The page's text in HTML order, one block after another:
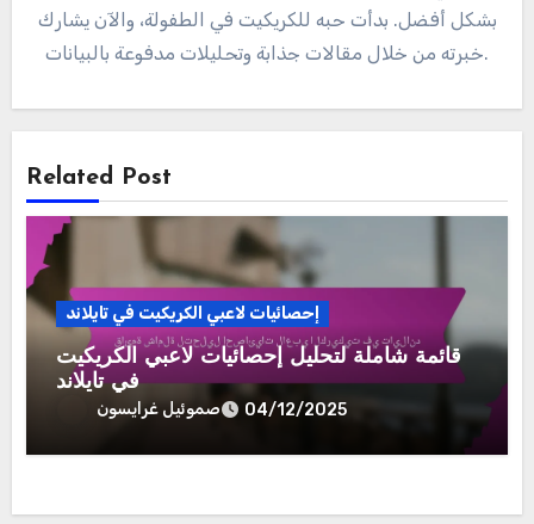
بشكل أفضل. بدأت حبه للكريكيت في الطفولة، والآن يشارك
خبرته من خلال مقالات جذابة وتحليلات مدفوعة بالبيانات.
Related Post
إحصائيات لاعبي الكريكيت في تايلاند
قائمة شاملة لتحليل إحصائيات لاعبي الكريكيت
في تايلاند
صموئيل غرايسون 04/12/2025